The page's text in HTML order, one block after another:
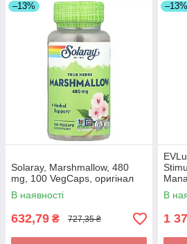
–13%
Solaray, Marshmallow, 480
mg, 100 VegCaps, оригінал
В наявності
632,79 ₴ 727,35 ₴
–13%
В
1